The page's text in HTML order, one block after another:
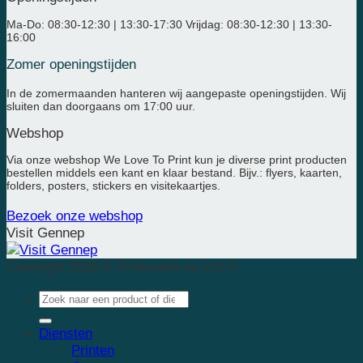
Ma-Do: 08:30-12:30 | 13:30-17:30 Vrijdag: 08:30-12:30 | 13:30-
16:00
Zomer openingstijden
In de zomermaanden hanteren wij aangepaste openingstijden. Wij
sluiten dan doorgaans om 17:00 uur.
Webshop
Via onze webshop We Love To Print kun je diverse print producten
bestellen middels een kant en klaar bestand. Bijv.: flyers, kaarten,
folders, posters, stickers en visitekaartjes.
Bezoek onze webshop
Visit Gennep
Copyright 2026 © Printmarkt.eu V.O.F.
Diensten
Printen